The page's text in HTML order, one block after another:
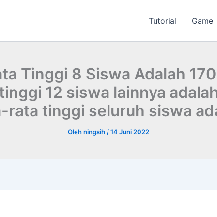
Tutorial Game
Tinggi 8 Siswa Adalah
12 siswa lainnya
rata tinggi seluruh siswa
Olehningsih /14 Juni 2022